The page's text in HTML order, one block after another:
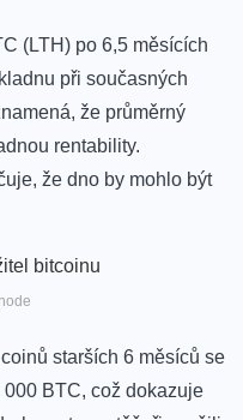
(LTH) po 6,5 měsících
při současných
že průměrný
rentability.
že dno by mohlo být
starších 6 měsíců se
BTC, což dokazuje